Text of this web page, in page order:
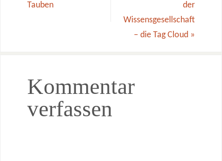
Tauben
der
Wissensgesellschaft
– die Tag Cloud »
Kommentar
verfassen